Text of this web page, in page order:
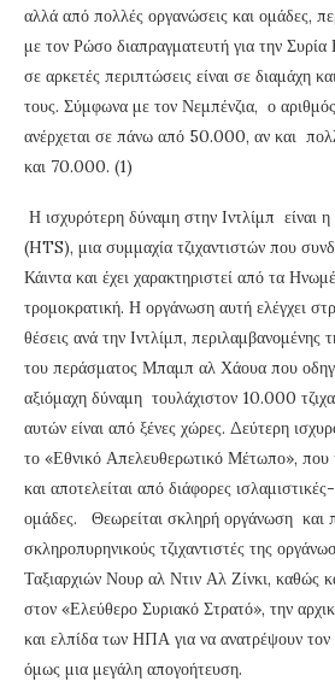
αλλά από πολλές οργανώσεις και ομάδες,
με τον Ρώσο διαπραγματευτή για την Συρία
σε αρκετές περιπτώσεις είναι σε διαμάχη
τους. Σύμφωνα με τον Νεμπένζια, ο αριθμός
ανέρχεται σε πάνω από 50.000, αν και
και 70.000. (1)
Η ισχυρότερη δύναμη στην Ιντλίμπ είναι
(HTS), μια συμμαχία τζιχαντιστών που
Κάιντα και έχει χαρακτηριστεί από τα
τρομοκρατική. Η οργάνωση αυτή ελέγχει
θέσεις ανά την Ιντλίμπ, περιλαμβανομένης
του περάσματος Μπαμπ αλ Χάουα που
αξιόμαχη δύναμη τουλάχιστον 10.000
αυτών είναι από ξένες χώρες. Δεύτερη
το «Εθνικό Απελευθερωτικό Μέτωπο», που
και αποτελείται από διάφορες ισλαμιστικές-
ομάδες. Θεωρείται σκληρή οργάνωση και
σκληροπυρηνικούς τζιχαντιστές της
Ταξιαρχιών Νουρ αλ Ντιν Αλ Ζίνκι, καθώς
στον «Ελεύθερο Συριακό Στρατό», την
και ελπίδα των ΗΠΑ για να ανατρέψουν
όμως μια μεγάλη απογοήτευση.